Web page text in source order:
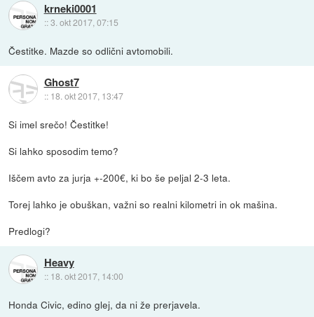
krneki0001
::3. okt 2017, 07:15
Čestitke. Mazde so odlični avtomobili.
Ghost7
:: 18. okt 2017, 13:47
Si imel srečo! Čestitke!
Si lahko sposodim temo?
Iščem avto za jurja +-200€, ki bo še peljal 2-3 leta.
Torej lahko je obuškan, važni so realni kilometri in ok mašina.
Predlogi?
Heavy
:: 18. okt 2017, 14:00
Honda Civic, edino glej, da ni že prerjavela.